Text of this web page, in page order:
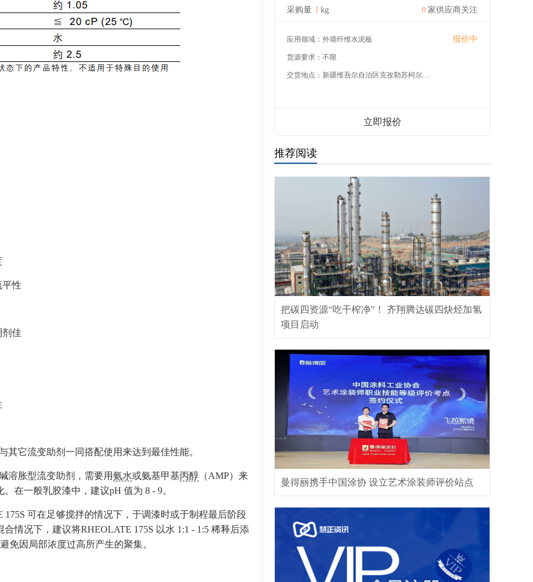
平性
剂佳
其它流变助剂一同搭配使用来达到最佳性能。
溶胀型流变助剂，需要用氨水或氨基甲基丙醇 （AMP）来
在一般乳胶漆中，建议pH 值为 8 - 9。
175S 可在足够搅拌的情况下，于调漆时或于制程最后阶段
情况下，建议将RHEOLATE 175S 以水 1:1 - 1:5 稀释后添
免因局部浓度过高所产生的聚集。
采购量 1 kg 0 家供应商关注
应用领域： 外墙纤维水泥板 报价中
货源要求： 不限
交货地点： 新疆维吾尔自治区克孜勒苏柯尔克孜自治州
立即报价
推荐阅读
把碳四资源“吃干榨净”！ 齐翔腾达碳四炔烃加氢
项目启动
曼得丽携手中国涂协 设立艺术涂装师评价站点